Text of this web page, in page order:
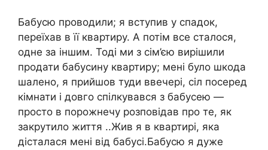
Бабусю проводили; я вступив у спадок,
переїхав в її квартиру. А потім все сталося,
одне за іншим. Тоді ми з сім’єю вирішили
продати бабусину квартиру; мені було шкода
шалено, я прийшов туди ввечері, сіл посеред
кімнати і довго спілкувався з бабусею —
просто в порожнечу розповідав про те, як
закрутило життя ..Жив я в квартирі, яка
дісталася мені від бабусі.Бабусю я дуже